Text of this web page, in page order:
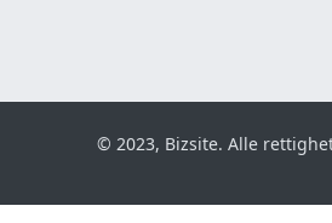
© 2023, Bizsite. Alle